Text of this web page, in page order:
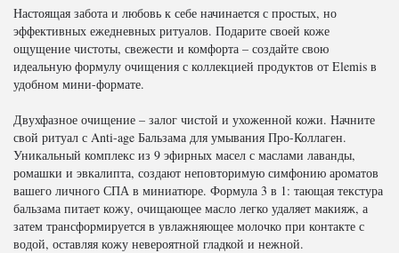
Настоящая забота и любовь к себе начинается с простых, но
эффективных ежедневных ритуалов. Подарите своей коже
ощущение чистоты, свежести и комфорта – создайте свою
идеальную формулу очищения с коллекцией продуктов от Elemis в
удобном мини-формате.
Двухфазное очищение – залог чистой и ухоженной кожи. Начните
свой ритуал с Anti-age Бальзама для умывания Про-Коллаген.
Уникальный комплекс из 9 эфирных масел с маслами лаванды,
ромашки и эвкалипта, создают неповторимую симфонию ароматов
вашего личного СПА в миниатюре. Формула 3 в 1: тающая текстура
бальзама питает кожу, очищающее масло легко удаляет макияж, а
затем трансформируется в увлажняющее молочко при контакте с
водой, оставляя кожу невероятной гладкой и нежной.